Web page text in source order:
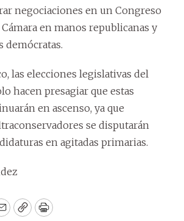
negociaciones en un Congreso
en manos republicanas y
demócratas.
las elecciones legislativas del
hacen presagiar que estas
en ascenso, ya que
se disputarán
en agitadas primarias.
EmailCopyPrint